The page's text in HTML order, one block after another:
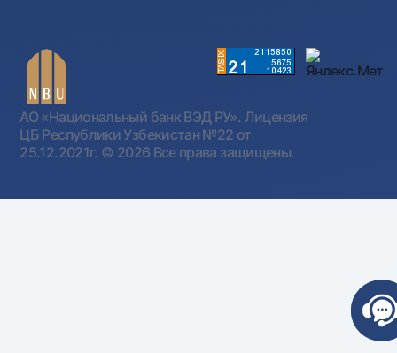
АО «Национальный банк ВЭД РУ». Лицензия
ЦБ Республики Узбекистан №22 от
25.12.2021г. © 2026 Все права защищены.